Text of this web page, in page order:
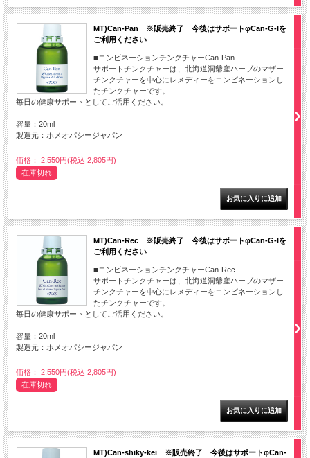
MT)Can-Pan ※販売終了 今後はサポートφCan-G-Iを
ご利用ください
■コンビネーションチンクチャーCan-Pan
サポートチンクチャーは、北海道洞爺産ハーブのマザー
チンクチャーを中心にレメディーをコンビネーションし
たチンクチャーです。
毎日の健康サポートとしてご活用ください。
容量：20ml
製造元：ホメオパシージャパン
価格： 2,550円(税込 2,805円)
在庫切れ
MT)Can-Rec ※販売終了 今後はサポートφCan-G-Iを
ご利用ください
■コンビネーションチンクチャーCan-Rec
サポートチンクチャーは、北海道洞爺産ハーブのマザー
チンクチャーを中心にレメディーをコンビネーションし
たチンクチャーです。
毎日の健康サポートとしてご活用ください。
容量：20ml
製造元：ホメオパシージャパン
価格： 2,550円(税込 2,805円)
在庫切れ
MT)Can-shiky-kei ※販売終了 今後はサポートφCan-